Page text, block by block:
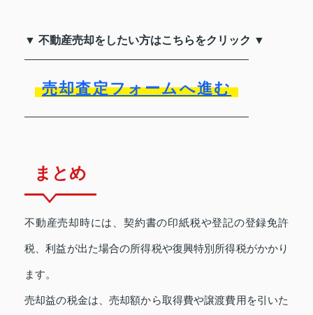
▼ 不動産売却をしたい方はこちらをクリック ▼
売却査定フォームへ進む
まとめ
不動産売却時には、契約書の印紙税や登記の登録免許
税、利益が出た場合の所得税や復興特別所得税がかかり
ます。
売却益の税金は、売却額から取得費や譲渡費用を引いた